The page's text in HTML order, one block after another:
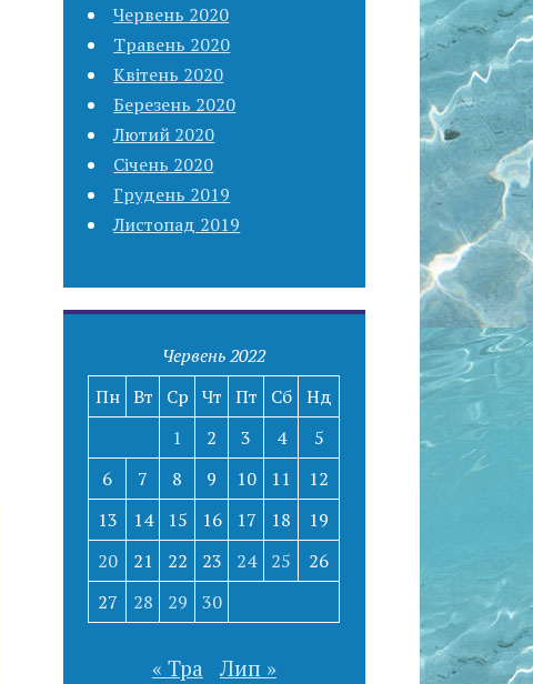
Червень 2020
Травень 2020
Квітень 2020
Березень 2020
Лютий 2020
Січень 2020
Грудень 2019
Листопад 2019
Червень 2022
Пн Вт Ср Чт Пт Сб Нд
1
2 3 4
5
6
7 8 9 10 11
12
13
14 15 16 17 18
19
20
21 22 23 24 25
26
27
28 29 30
« Тра Лип »